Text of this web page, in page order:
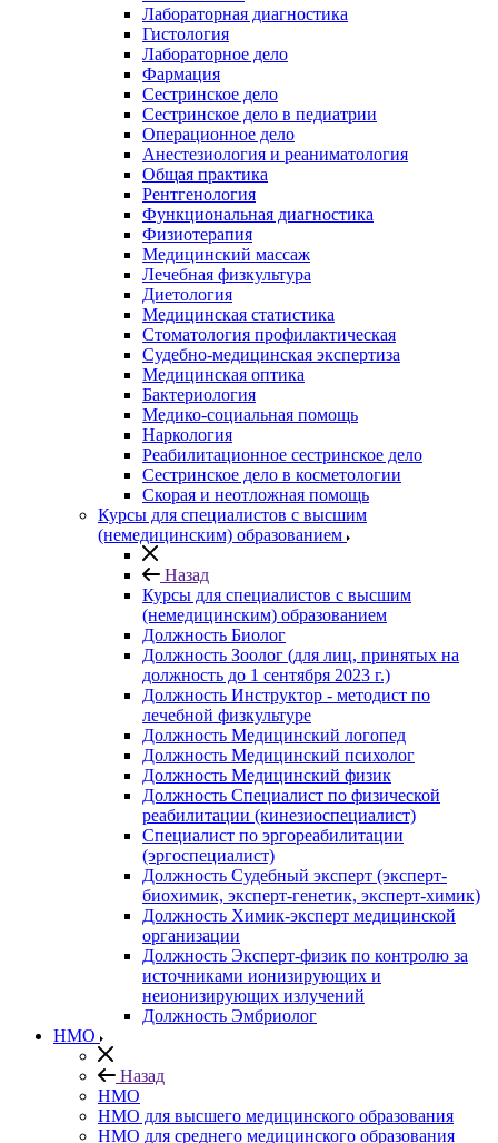
Лабораторная диагностика
Гистология
Лабораторное дело
Фармация
Сестринское дело
Сестринское дело в педиатрии
Операционное дело
Анестезиология и реаниматология
Общая практика
Рентгенология
Функциональная диагностика
Физиотерапия
Медицинский массаж
Лечебная физкультура
Диетология
Медицинская статистика
Стоматология профилактическая
Судебно-медицинская экспертиза
Медицинская оптика
Бактериология
Медико-социальная помощь
Наркология
Реабилитационное сестринское дело
Сестринское дело в косметологии
Скорая и неотложная помощь
Курсы для специалистов с высшим
(немедицинским) образованием
Назад
Курсы для специалистов с высшим
(немедицинским) образованием
Должность Биолог
Должность Зоолог (для лиц, принятых на
должность до 1 сентября 2023 г.)
Должность Инструктор - методист по
лечебной физкультуре
Должность Медицинский логопед
Должность Медицинский психолог
Должность Медицинский физик
Должность Специалист по физической
реабилитации (кинезиоспециалист)
Специалист по эргореабилитации
(эргоспециалист)
Должность Судебный эксперт (эксперт-
биохимик, эксперт-генетик, эксперт-химик)
Должность Химик-эксперт медицинской
организации
Должность Эксперт-физик по контролю за
источниками ионизирующих и
неионизирующих излучений
Должность Эмбриолог
НМО
Назад
НМО
НМО для высшего медицинского образования
НМО для среднего медицинского образования